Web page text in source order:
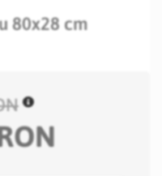
80x28 cm